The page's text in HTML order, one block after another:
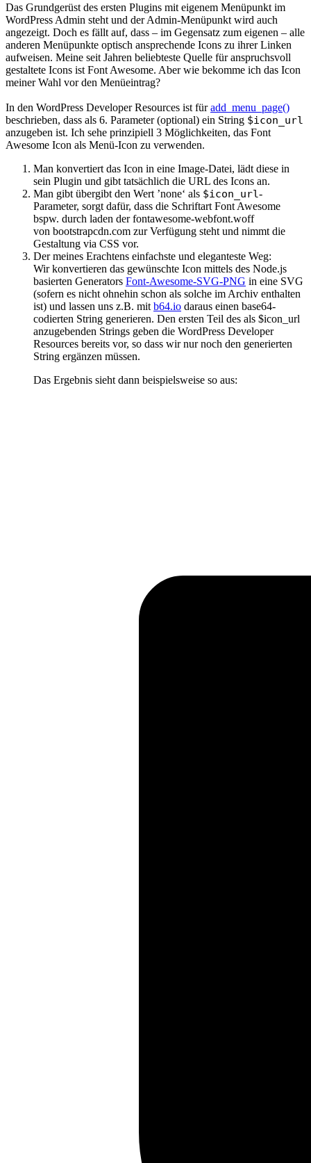
Das Grundgerüst des ersten Plugins mit eigenem Menüpunkt im
WordPress Admin steht und der Admin-Menüpunkt wird auch
angezeigt. Doch es fällt auf, dass – im Gegensatz zum eigenen – alle
anderen Menüpunkte optisch ansprechende Icons zu ihrer Linken
aufweisen. Meine seit Jahren beliebteste Quelle für anspruchsvoll
gestaltete Icons ist Font Awesome. Aber wie bekomme ich das Icon
meiner Wahl vor den Menüeintrag?
In den WordPress Developer Resources ist füradd_menu_page()
beschrieben, dass als 6. Parameter (optional) ein String $icon_url
anzugeben ist. Ich sehe prinzipiell 3 Möglichkeiten, das Font
Awesome Icon als Menü-Icon zu verwenden.
Man konvertiert das Icon in eine Image-Datei, lädt diese in
sein Plugin und gibt tatsächlich die URL des Icons an.
Man gibt übergibt den Wert ’none‘ als $icon_url-
Parameter, sorgt dafür, dass die Schriftart Font Awesome
bspw. durch laden der fontawesome-webfont.woff
von bootstrapcdn.com zur Verfügung steht und nimmt die
Gestaltung via CSS vor.
Der meines Erachtens einfachste und eleganteste Weg:
Wir konvertieren das gewünschte Icon mittels des Node.js
basierten Generators Font-Awesome-SVG-PNG in eine SVG
(sofern es nicht ohnehin schon als solche im Archiv enthalten
ist) und lassen uns z.B. mit b64.io daraus einen base64-
codierten String generieren. Den ersten Teil des als $icon_url
anzugebenden Strings geben die WordPress Developer
Resources bereits vor, so dass wir nur noch den generierten
String ergänzen müssen.
Das Ergebnis sieht dann beispielsweise so aus: